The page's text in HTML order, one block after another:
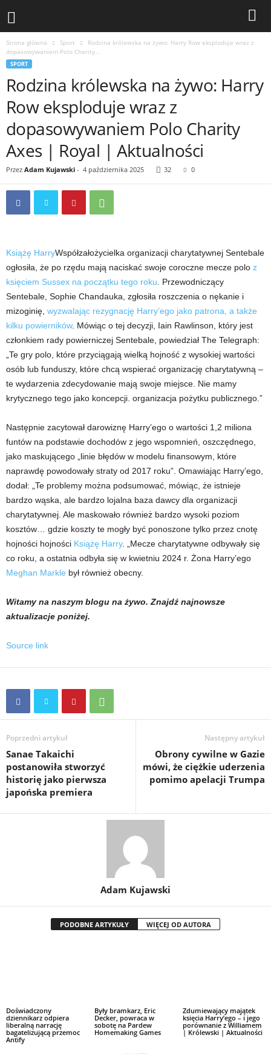
Strona główna Sport
Rodzina królewska na żywo: Harry Row eksploduje wraz z
dopasowywaniem Polo Charity...
SPORT
Rodzina królewska na żywo: Harry
Row eksploduje wraz z
dopasowywaniem Polo Charity
Axes | Royal | Aktualności
Przez Adam Kujawski - 4 października 2025 32 0
Książę HarryWspółzałożycielka organizacji charytatywnej Sentebale
ogłosiła, że ​​po rzędu mają naciskać swoje coroczne mecze polo z
księciem Sussex na początku tego roku . Przewodniczący
Sentebale, Sophie Chandauka, zgłosiła roszczenia o nękanie i
mizoginię, wyzwalając rezygnację Harry’ego jako patrona, a także
kilku powierników. Mówiąc o tej decyzji, Iain Rawlinson, który jest
członkiem rady powierniczej Sentebale, powiedział The Telegraph:
„Te gry polo, które przyciągają wielką hojność z wysokiej wartości
osób lub funduszy, które chcą wspierać organizację charytatywną –
te wydarzenia zdecydowanie mają swoje miejsce. Nie mamy
krytycznego tego jako koncepcji. organizacja pożytku publicznego.”
Następnie zacytował darowiznę Harry’ego o wartości 1,2 miliona
funtów na podstawie dochodów z jego wspomnień, oszczędnego,
jako maskującego „linie błędów w modelu finansowym, które
naprawdę powodowały straty od 2017 roku”. Omawiając Harry’ego,
dodał: „Te problemy można podsumować, mówiąc, że istnieje
bardzo wąska, ale bardzo lojalna baza dawcy dla organizacji
charytatywnej. Ale maskowało również bardzo wysoki poziom
kosztów… gdzie koszty te mogły być ponoszone tylko przez cnotę
hojności hojności Książę Harry. „Mecze charytatywne odbywały się
co roku, a ostatnia odbyła się w kwietniu 2024 r. Żona Harry’ego
Meghan Markle był również obecny.
Witamy na naszym blogu na żywo. Znajdź najnowsze
aktualizacje poniżej.
Source link
Poprzedni artykuł
Sanae Takaichi
postanowiła stworzyć
historię jako pierwsza
japońska premiera
Następny artykuł
Obrony cywilne w Gazie
mówi, że ciężkie uderzenia
pomimo apelacji Trumpa
Adam Kujawski
PODOBNE ARTYKUŁY WIĘCEJ OD AUTORA
Doświadczony
dziennikarz odpiera
liberalną narrację
bagatelizującą przemoc
Antify
Były bramkarz, Eric
Decker, powraca w
sobotę na Pardew
Homemaking Games
Zdumiewający majątek
księcia Harry’ego – i jego
porównanie z Williamem
| Królewski | Aktualności